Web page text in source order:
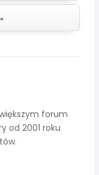
forum
od 2001 roku